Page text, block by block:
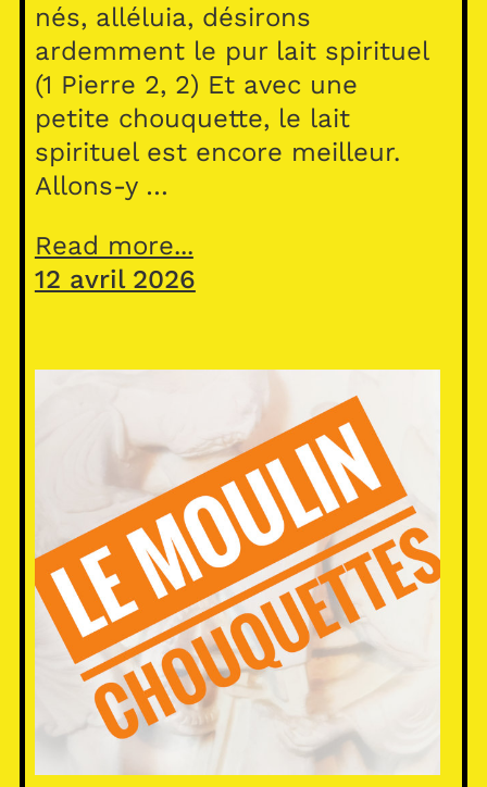
nés, alléluia, désirons
ardemment le pur lait spirituel
(1 Pierre 2, 2) Et avec une
petite chouquette, le lait
spirituel est encore meilleur.
Allons-y …
Read more...
12 avril 2026